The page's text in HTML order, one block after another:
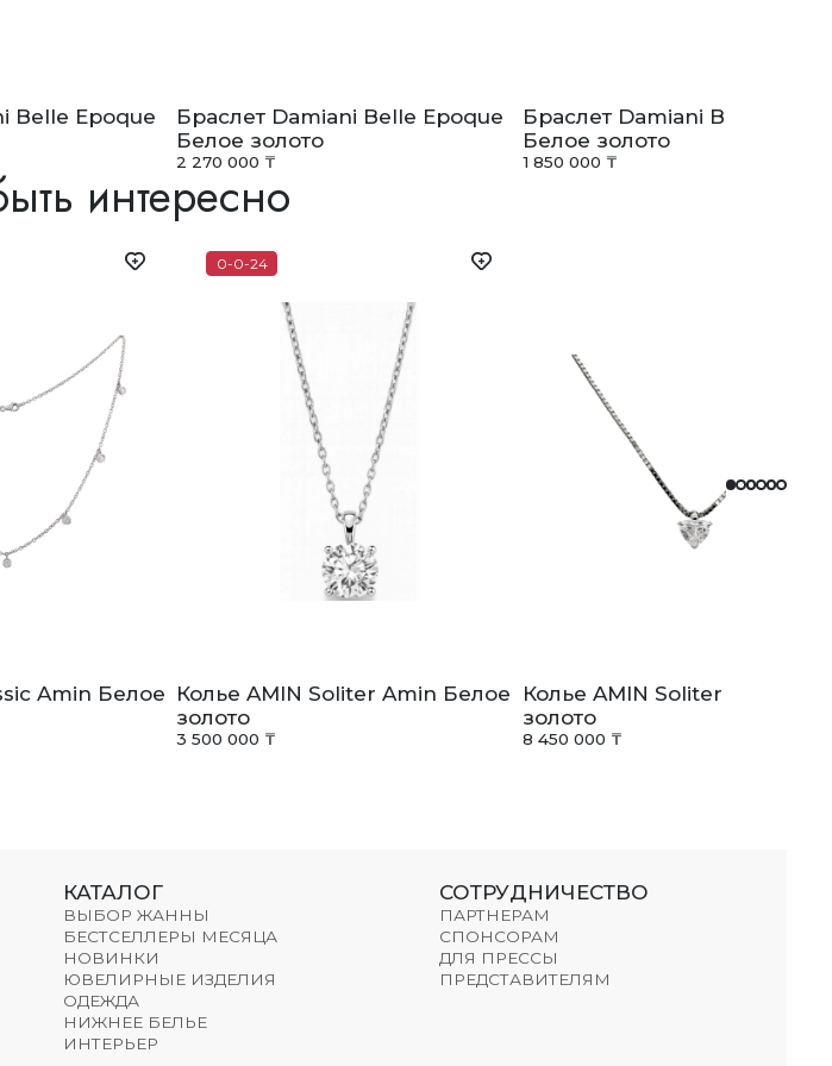
Belle Epoque
Браслет Damiani Belle Epoque
Белое золото
2 270 000 ₸
Браслет Damiani Belle
Белое золото
1 850 000 ₸
интересно
Amin Белое
0-0-24
Колье AMIN Soliter Amin Белое
золото
3 500 000 ₸
Колье AMIN Soliter Amin
золото
8 450 000 ₸
КАТАЛОГ
ВЫБОР ЖАННЫ
БЕСТСЕЛЛЕРЫ МЕСЯЦА
НОВИНКИ
ЮВЕЛИРНЫЕ ИЗДЕЛИЯ
ОДЕЖДА
НИЖНЕЕ БЕЛЬЕ
ИНТЕРЬЕР
СОТРУДНИЧЕСТВО
ПАРТНЕРАМ
СПОНСОРАМ
ДЛЯ ПРЕССЫ
ПРЕДСТАВИТЕЛЯМ